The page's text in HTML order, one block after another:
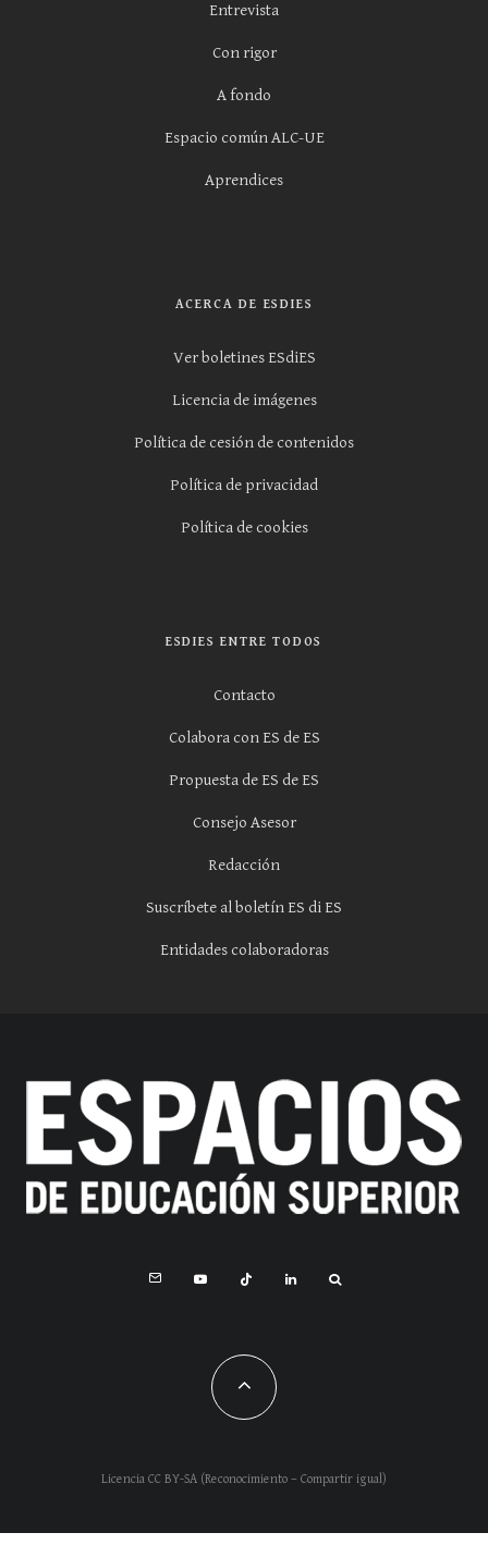
Entrevista
Con rigor
A fondo
Espacio común ALC-UE
Aprendices
ACERCA DE ESDIES
Ver boletines ESdiES
Licencia de imágenes
Política de cesión de contenidos
Política de privacidad
Política de cookies
ESDIES ENTRE TODOS
Contacto
Colabora con ES de ES
Propuesta de ES de ES
Consejo Asesor
Redacción
Suscríbete al boletín ES di ES
Entidades colaboradoras
Licencia CC BY-SA (Reconocimiento – Compartir igual)